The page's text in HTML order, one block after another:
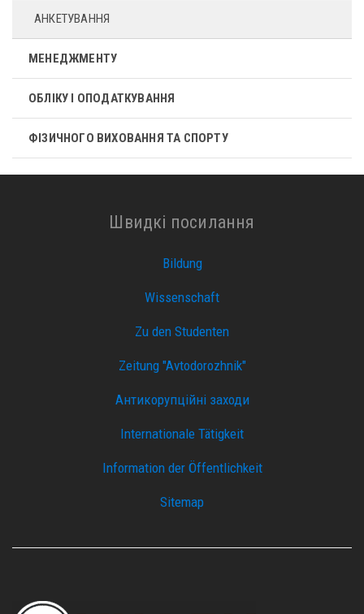
АНКЕТУВАННЯ
МЕНЕДЖМЕНТУ
ОБЛІКУ І ОПОДАТКУВАННЯ
ФІЗИЧНОГО ВИХОВАННЯ ТА СПОРТУ
Швидкі посилання
Bildung
Wissenschaft
Zu den Studenten
Zeitung "Avtodorozhnik"
Антикорупційні заходи
Internationale Tätigkeit
Information der Öffentlichkeit
Sitemap